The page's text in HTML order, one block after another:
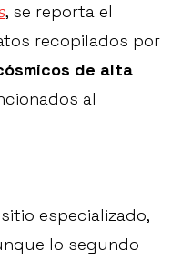
, se reporta el
recopilados por
de alta
al
especializado,
lo segundo